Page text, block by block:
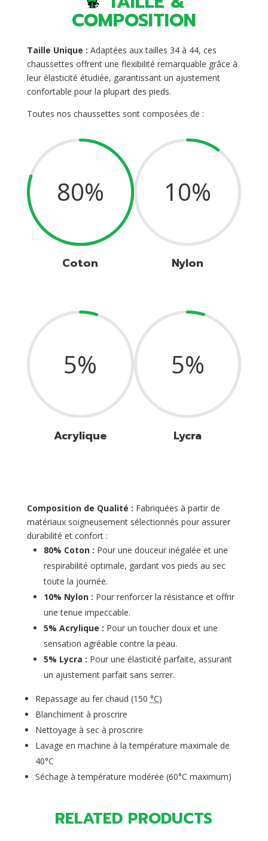
COMPOSITION
Taille Unique : Adaptées aux tailles 34 à 44, ces
chaussettes offrent une flexibilité remarquable grâce à
leur élasticité étudiée, garantissant un ajustement
confortable pour la plupart des pieds.
Toutes nos chaussettes sont composées de :
80%
Coton
10%
Nylon
5%
Acrylique
5%
Lycra
Composition de Qualité : Fabriquées à partir de
matériaux soigneusement sélectionnés pour assurer
durabilité et confort :
80% Coton : Pour une douceur inégalée et une
respirabilité optimale, gardant vos pieds au sec
toute la journée.
10% Nylon : Pour renforcer la résistance et offrir
une tenue impeccable.
5% Acrylique : Pour un toucher doux et une
sensation agréable contre la peau.
5% Lycra : Pour une élasticité parfaite, assurant
un ajustement parfait sans serrer.
Repassage au fer chaud (150 °C)
Blanchiment à proscrire
Nettoyage à sec à proscrire
Lavage en machine à la température maximale de
40°C
Séchage à température modérée (60°C maximum)
RELATED PRODUCTS